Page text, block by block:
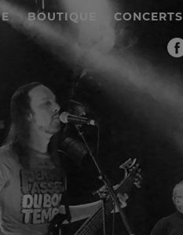
BOUTIQUE CONCERTS